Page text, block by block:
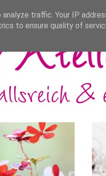
traffic. Your IP
to ensure quality of